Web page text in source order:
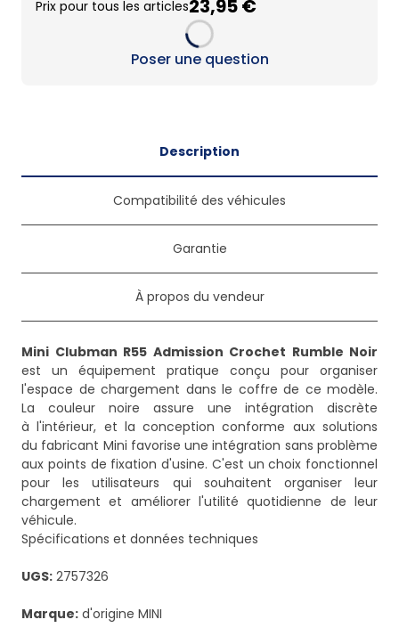
Prix pour tous les articles23,95 €
Loading...
Poser une question
Description
Compatibilité des véhicules
Garantie
À propos du vendeur
Mini Clubman R55 Admission Crochet Rumble Noir
est un équipement pratique conçu pour organiser
l'espace de chargement dans le coffre de ce modèle.
La couleur noire assure une intégration discrète
à l'intérieur, et la conception conforme aux solutions
du fabricant Mini favorise une intégration sans problème
aux points de fixation d'usine. C'est un choix fonctionnel
pour les utilisateurs qui souhaitent organiser leur
chargement et améliorer l'utilité quotidienne de leur
véhicule.
Spécifications et données techniques
UGS: 2757326
Marque: d'origine MINI